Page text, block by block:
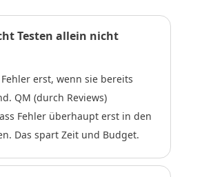
Testen allein nicht
erst, wenn sie bereits
QM (durch Reviews)
Fehler überhaupt erst in den
Das spart Zeit und Budget.